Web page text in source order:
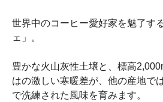
世界中のコーヒー愛好家を魅了す
ェ」。
豊かな火山灰性土壌と、標高
はの激しい寒暖差が、他の産地で
で洗練された風味を育みます。